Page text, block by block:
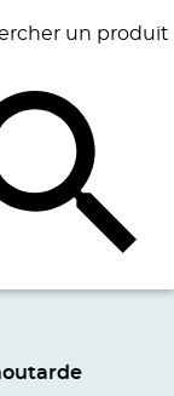
un produit
BUREAU